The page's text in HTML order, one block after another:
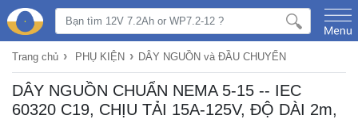
Trang chủ › PHỤ KIỆN › DÂY NGUỒN và ĐẦU CHUYỂN
DÂY NGUỒN CHUẨN NEMA 5-15 -- IEC
60320 C19, CHỊU TẢI 15A-125V, ĐỘ DÀI 2m,